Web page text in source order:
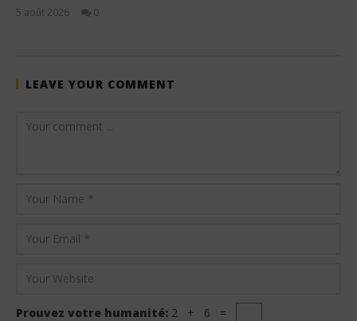
5 août 2026
0
LEAVE YOUR COMMENT
Prouvez votre humanité: 2 + 6 =